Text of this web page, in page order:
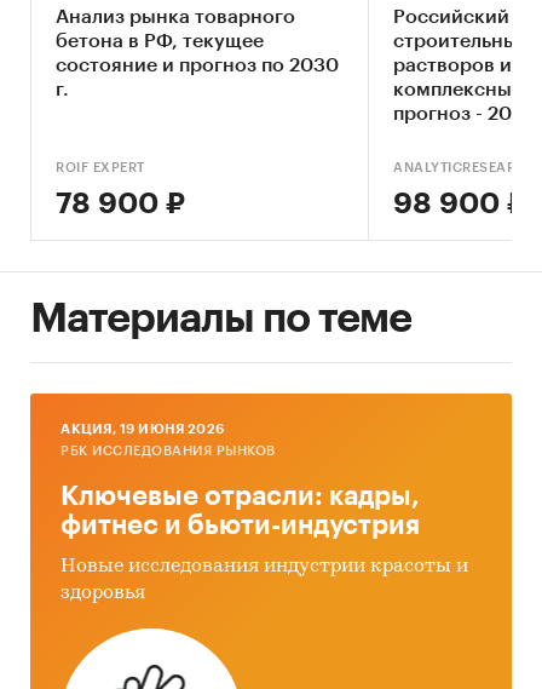
Анализ рынка товарного
бетона в РФ, текущее
состояние и прогноз по 2030
г.
ROIF EXPERT
78 900 ₽
Российский
строительных
растворов и
комплексный
прогноз - 2024
98 900 ₽
Материалы по теме
AКЦИЯ, 19 ИЮНЯ 2026
РБК ИССЛЕДОВАНИЯ РЫНКОВ
Ключевые отрасли: кадры,
фитнес и бьюти-индустрия
Новые исследования индустрии красоты и
здоровья